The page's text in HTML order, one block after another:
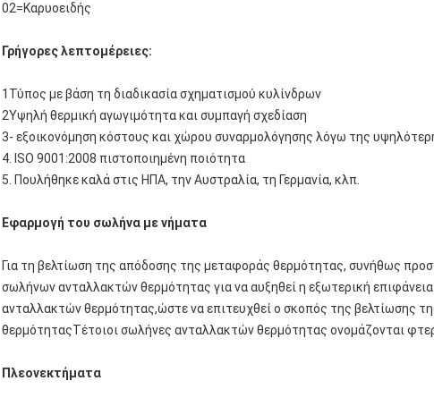
02=Καρυοειδής
Γρήγορες λεπτομέρειες:
1Τύπος με βάση τη διαδικασία σχηματισμού κυλίνδρων
2Υψηλή θερμική αγωγιμότητα και συμπαγή σχεδίαση
3- εξοικονόμηση κόστους και χώρου συναρμολόγησης λόγω της
4. ISO 9001:2008 πιστοποιημένη ποιότητα
5. Πουλήθηκε καλά στις ΗΠΑ, την Αυστραλία, τη Γερμανία, κλπ.
Εφαρμογή του σωλήνα με νήματα
Για τη βελτίωση της απόδοσης της μεταφοράς θερμότητας, συνήθως
σωλήνων ανταλλακτών θερμότητας για να αυξηθεί η εξωτερική
ανταλλακτών θερμότητας,ώστε να επιτευχθεί ο σκοπός της βελτίωσης
θερμότηταςΤέτοιοι σωλήνες ανταλλακτών θερμότητας ονομάζονται
Πλεονεκτήματα